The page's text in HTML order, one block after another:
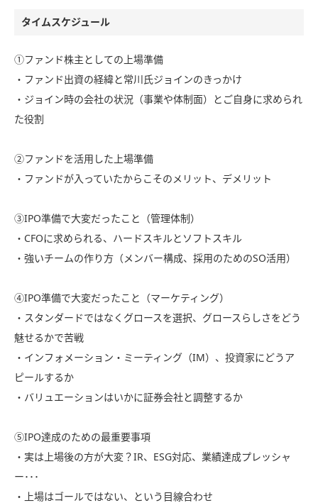
タイムスケジュール
①ファンド株主としての上場準備
・ファンド出資の経緯と常川氏ジョインのきっかけ
・ジョイン時の会社の状況（事業や体制面）とご自身に求められ
た役割
②ファンドを活用した上場準備
・ファンドが入っていたからこそのメリット、デメリット
③IPO準備で大変だったこと（管理体制）
・CFOに求められる、ハードスキルとソフトスキル
・強いチームの作り方（メンバー構成、採用のためのSO活用）
④IPO準備で大変だったこと（マーケティング）
・スタンダードではなくグロースを選択、グロースらしさをどう
魅せるかで苦戦
・インフォメーション・ミーティング（IM）、投資家にどうア
ピールするか
・バリュエーションはいかに証券会社と調整するか
⑤IPO達成のための最重要事項
・実は上場後の方が大変？IR、ESG対応、業績達成プレッシャ
ー･･･
・上場はゴールではない、という目線合わせ